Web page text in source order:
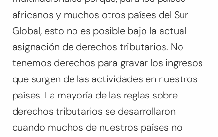
africanos y muchos otros países del Sur
Global, esto no es posible bajo la actual
asignación de derechos tributarios. No
tenemos derechos para gravar los ingresos
que surgen de las actividades en nuestros
países. La mayoría de las reglas sobre
derechos tributarios se desarrollaron
cuando muchos de nuestros países no